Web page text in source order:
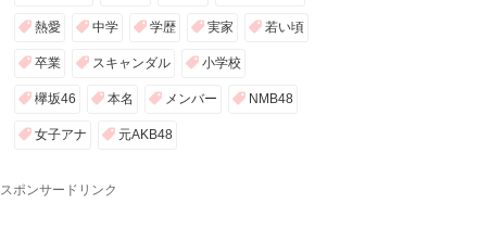
熱愛 中学 学歴 実家 若い頃
卒業 スキャンダル 小学校
欅坂46 本名 メンバー NMB48
女子アナ 元AKB48
スポンサードリンク